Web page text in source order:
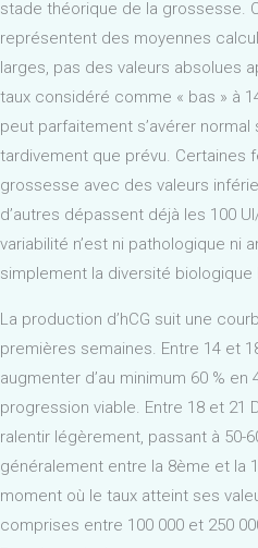
stade théorique de la grossesse.
représentent des moyennes
larges, pas des valeurs absolues
taux considéré comme « bas » à
peut parfaitement s’avérer
tardivement que prévu. Certaines
grossesse avec des valeurs
d’autres dépassent déjà les 100
variabilité n’est ni pathologique ni
simplement la diversité biologique
La production d’hCG suit une
premières semaines. Entre 14 et
augmenter d’au minimum 60 %
progression viable. Entre 18 et 21
ralentir légèrement, passant à 50-
généralement entre la 8ème et la
moment où le taux atteint ses
comprises entre 100 000 et 250